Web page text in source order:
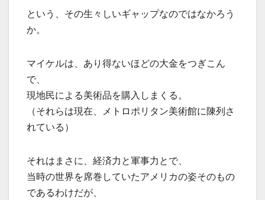
という、その生々しいギャップなのではなかろう
か。
マイケルは、あり得ないほどの大金をつぎこん
で、
現地民による美術品を購入しまくる。
（それらは現在、メトロポリタン美術館に陳列さ
れている）
それはまさに、経済力と軍事力とで、
当時の世界を席巻していたアメリカの姿そのもの
であるわけだが、